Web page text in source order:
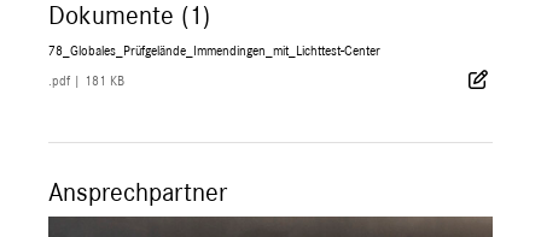
Dokumente (1)
78_Globales_Prüfgelände_Immendingen_mit_Lichttest-Center
.pdf 181 KB
Ansprechpartner